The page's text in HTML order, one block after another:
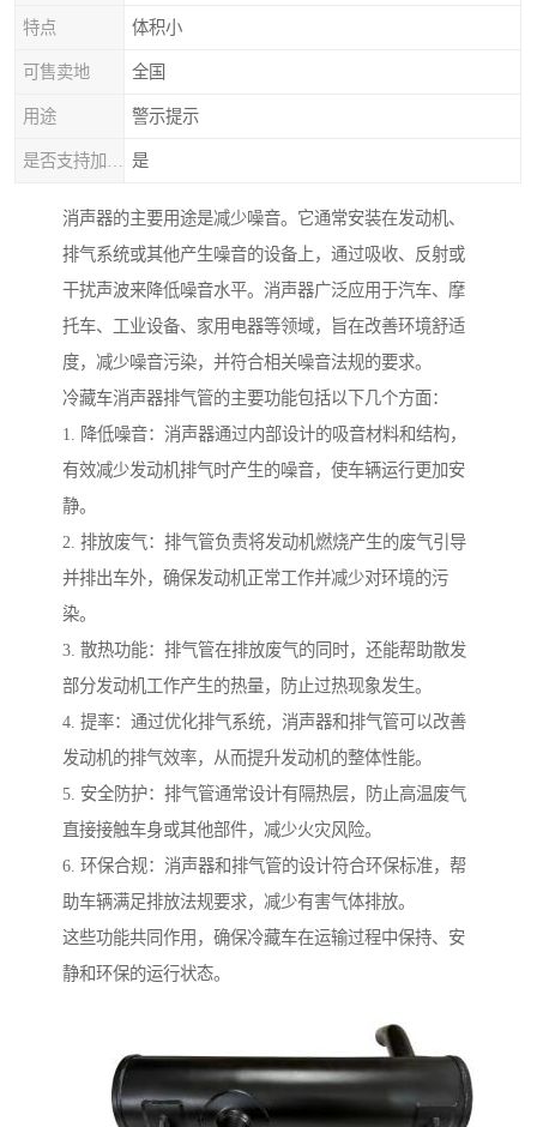
特点 体积小
可售卖地 全国
用途 警示提示
是
消声器的主要用途是减少噪音。它通常安装在发动机、
排气系统或其他产生噪音的设备上，通过吸收、反射或
干扰声波来降低噪音水平。消声器广泛应用于汽车、摩
托车、工业设备、家用电器等领域，旨在改善环境舒适
度，减少噪音污染，并符合相关噪音法规的要求。
冷藏车消声器排气管的主要功能包括以下几个方面：
1. 降低噪音：消声器通过内部设计的吸音材料和结构，
有效减少发动机排气时产生的噪音，使车辆运行更加安
静。
2. 排放废气：排气管负责将发动机燃烧产生的废气引导
并排出车外，确保发动机正常工作并减少对环境的污
染。
3. 散热功能：排气管在排放废气的同时，还能帮助散发
部分发动机工作产生的热量，防止过热现象发生。
4. 提率：通过优化排气系统，消声器和排气管可以改善
发动机的排气效率，从而提升发动机的整体性能。
5. 安全防护：排气管通常设计有隔热层，防止高温废气
直接接触车身或其他部件，减少火灾风险。
6. 环保合规：消声器和排气管的设计符合环保标准，帮
助车辆满足排放法规要求，减少有害气体排放。
这些功能共同作用，确保冷藏车在运输过程中保持、安
静和环保的运行状态。